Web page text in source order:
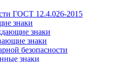
ГОСТ 12.4.026-2015
знаки
знаки
знаки
безопасности
знаки